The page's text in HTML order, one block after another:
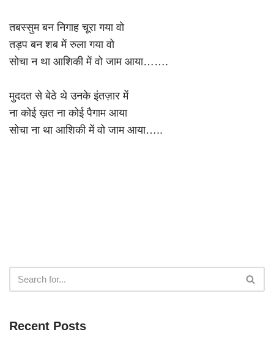
तबस्सुम बन निगाह चूरा गया वो
तड़प बन शब में रुला गया वो
सोचा न था आशिकी में वो जाम आया…….
मुददत से बेठे थे उनके इंतज़ार में
ना कोई ख़त ना कोई पैगाम आया
सोचा ना था आशिकी में वो जाम आया…..
Recent Posts